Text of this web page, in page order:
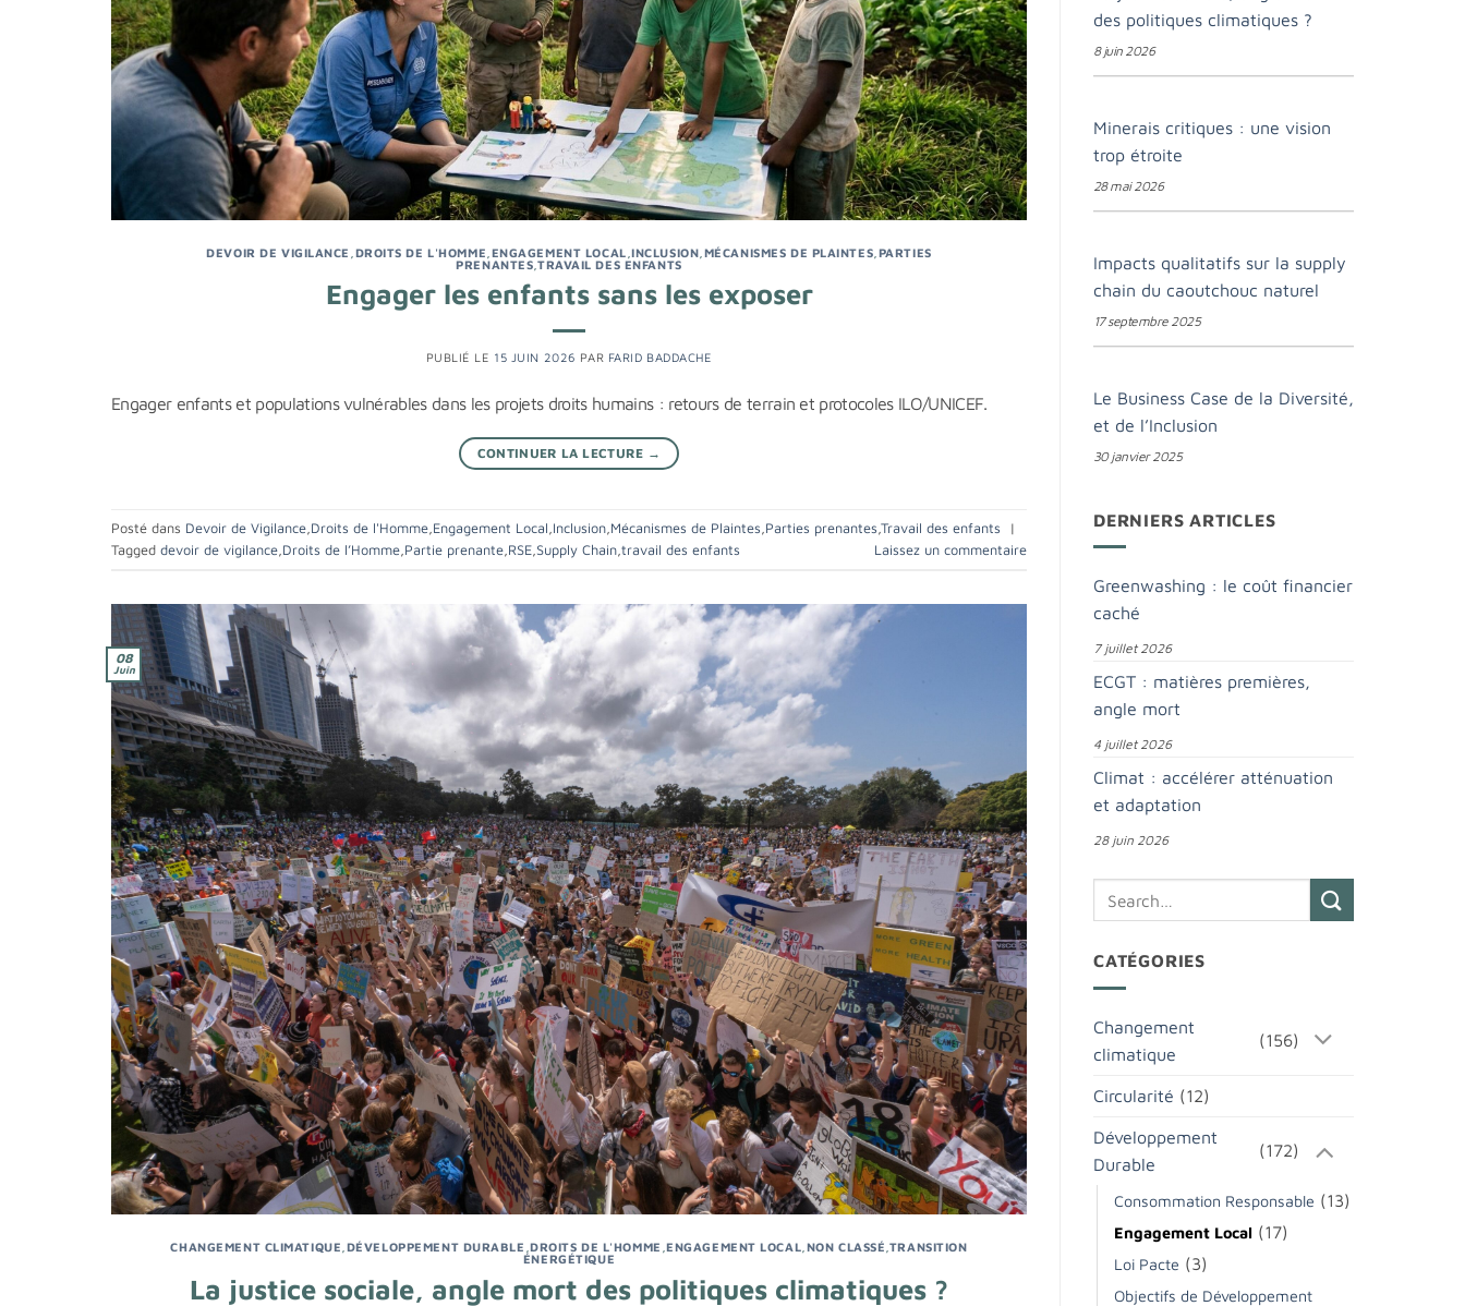
DEVOIR DE VIGILANCE DROITS DE L'HOMME ENGAGEMENT LOCAL ,INCLUSION MÉCANISMES DE PLAINTES PARTIES
PRENANTES TRAVAIL DES ENFANTS
Engager les enfants sans les exposer
PUBLIÉ LE 15 JUIN 2026 PAR FARID BADDACHE
Engager enfants et populations vulnérables dans les projets droits humains : retours de terrain et protocoles ILO/UNICEF.
CONTINUER LA LECTURE →
Posté dans Devoir de Vigilance Droits de l'Homme Engagement Local Inclusion Mécanismes de Plaintes Parties prenantes Travail des enfants
|
Tagged devoir de vigilance Droits de l’Homme Partie prenante RSE Supply Chain travail des enfants Laissez un commentaire
08
Juin
CHANGEMENT CLIMATIQUE DÉVELOPPEMENT DURABLE ,DROITS DE L'HOMME ,ENGAGEMENT LOCAL NON CLASSÉ TRANSITION
ÉNERGÉTIQUE
La justice sociale, angle mort des politiques climatiques ?
des politiques climatiques ?
8 juin 2026
Minerais critiques : une vision
trop étroite
28 mai 2026
Impacts qualitatifs sur la supply
chain du caoutchouc naturel
17 septembre 2025
Le Business Case de la Diversité,
et de l’Inclusion
30 janvier 2025
DERNIERS ARTICLES
Greenwashing : le coût financier
caché
7 juillet 2026
ECGT : matières premières,
angle mort
4 juillet 2026
Climat : accélérer atténuation
et adaptation
28 juin 2026
CATÉGORIES
Changement
climatique
(156)
Circularité (12)
Développement
Durable
(172)
Consommation Responsable (13)
Engagement Local (17)
Loi Pacte (3)
Objectifs de Développement